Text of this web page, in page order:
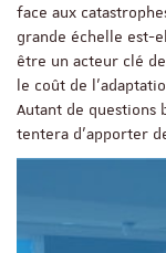
face aux
grande échelle est-
être un acteur clé
le coût de
Autant de questions
tentera d’apporter